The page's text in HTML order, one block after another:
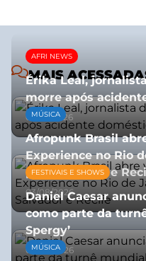
MAIS
AFRI NEWS
Érika Leal,
morre após
08/07/2026
MÚSICA
Afropunk Brasil
Experience no Rio
para Salvador e
03/08/2026
FESTIVAIS E SHOWS
Daniel Caesar
como parte da
Spergy’
05/08/2026
MÚSICA